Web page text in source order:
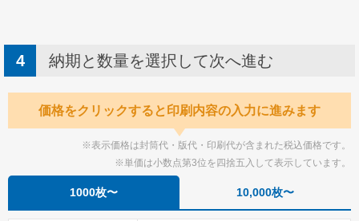
納期と数量を選択して次へ進む
価格をクリックすると印刷内容の入力に進みます
※表示価格は封筒代・版代・印刷代が含まれた税込価格です。
※単価は小数点第3位を四捨五入して表示しています。
1000枚〜 10,000枚〜